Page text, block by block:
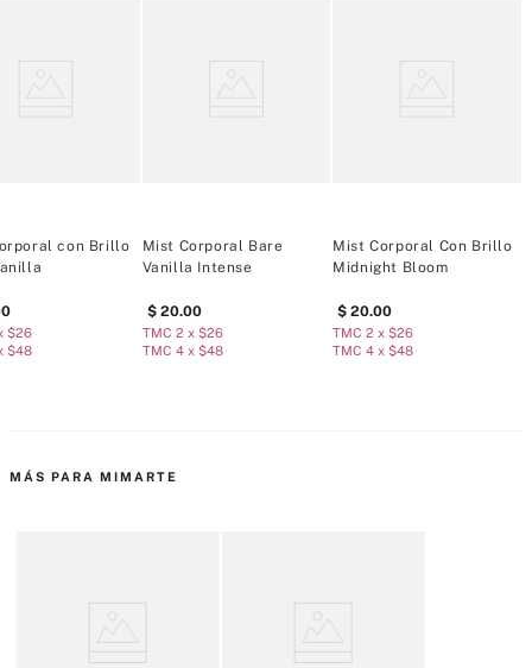
Tipo de fragancia: Floral Gourmand
Salida: Bayas Maduras, Néctar de Frambuesa, Mandarina Brillante
Corazón: Leche de Almendra, Coco Rallado, Pétalos de Jazmín
con Brillo
$26
$48
Mist Corporal Bare
Vanilla Intense
20.00
TMC 2 x $26
TMC 4 x $48
Mist Corporal Con Brillo
Midnight Bloom
20.00
TMC 2 x $26
TMC 4 x $48
MÁS PARA MIMARTE